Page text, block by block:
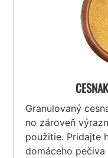
Granulovaný
no zároveň
použitie. Pridajte
domáceho